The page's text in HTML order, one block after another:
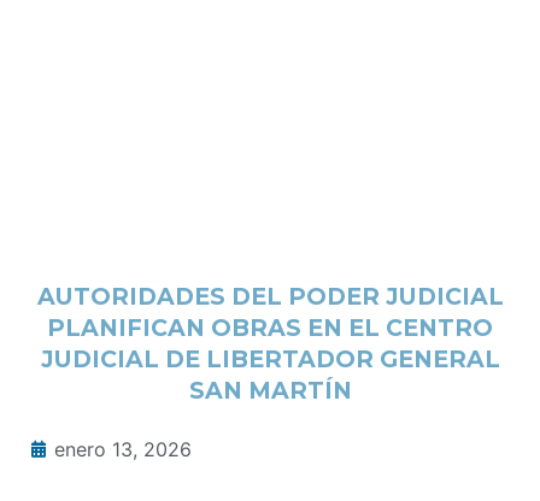
AUTORIDADES DEL PODER JUDICIAL
PLANIFICAN OBRAS EN EL CENTRO
JUDICIAL DE LIBERTADOR GENERAL
SAN MARTÍN
enero 13, 2026